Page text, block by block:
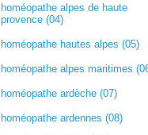
homéopathe alpes de haute
provence (04)
homéopathe hautes alpes (05)
homéopathe alpes maritimes
homéopathe ardèche (07)
homéopathe ardennes (08)